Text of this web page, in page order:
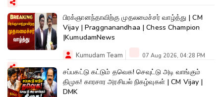
பிரக்ஞானந்தாவிற்கு முதலமைச்சர் வாழ்த்து | CM
Vijay | Praggnanandhaa | Chess Champion
|KumudamNews
Kumudam Team 07 Aug 2026, 04:28 PM
சப்பகட்டு கட்டும் தவெக! செவுட்டு அடி வாங்கும்
திமுக! காரசார அரசியல் நிகழ்வுகள் | CM Vijay |
DMK